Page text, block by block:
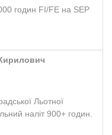
годин FI/FE на SEP
Льотної
наліт 900+ годин.